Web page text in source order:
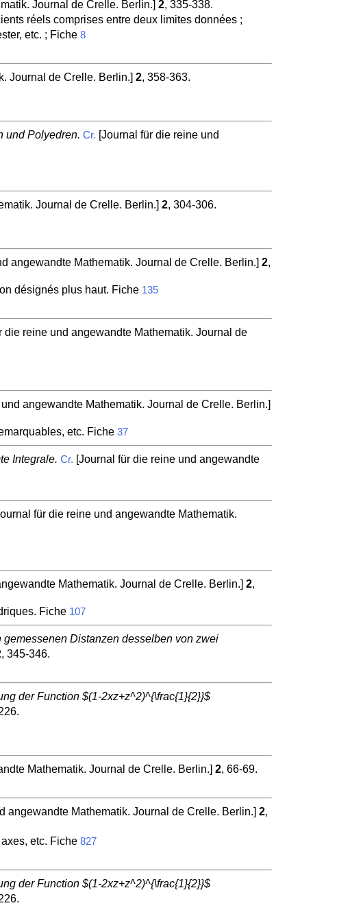
Journal de Crelle. Berlin.] 2, 335-338.
réels comprises entre deux limites données ;
etc. ; Fiche 8
Journal de Crelle. Berlin.] 2, 358-363.
und Polyedren. Cr. [Journal für die reine und
Journal de Crelle. Berlin.] 2, 304-306.
angewandte Mathematik. Journal de Crelle. Berlin.] 2,
désignés plus haut. Fiche 135
die reine und angewandte Mathematik. Journal de
angewandte Mathematik. Journal de Crelle. Berlin.]
etc. Fiche 37
Integrale. Cr. [Journal für die reine und angewandte
für die reine und angewandte Mathematik.
Mathematik. Journal de Crelle. Berlin.] 2,
Fiche 107
Distanzen desselben von zwei
, 345-346.
der Function $(1-2xz+z^2)^{\frac{1}{2}}$
Mathematik. Journal de Crelle. Berlin.] 2, 66-69.
angewandte Mathematik. Journal de Crelle. Berlin.] 2,
etc. Fiche 827
der Function $(1-2xz+z^2)^{\frac{1}{2}}$